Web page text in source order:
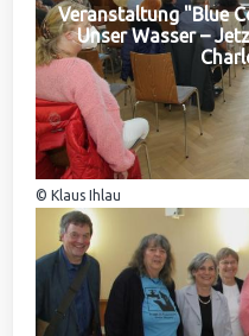
Veranstaltung "Blue
Unser Wasser –
© Klaus Ihlau